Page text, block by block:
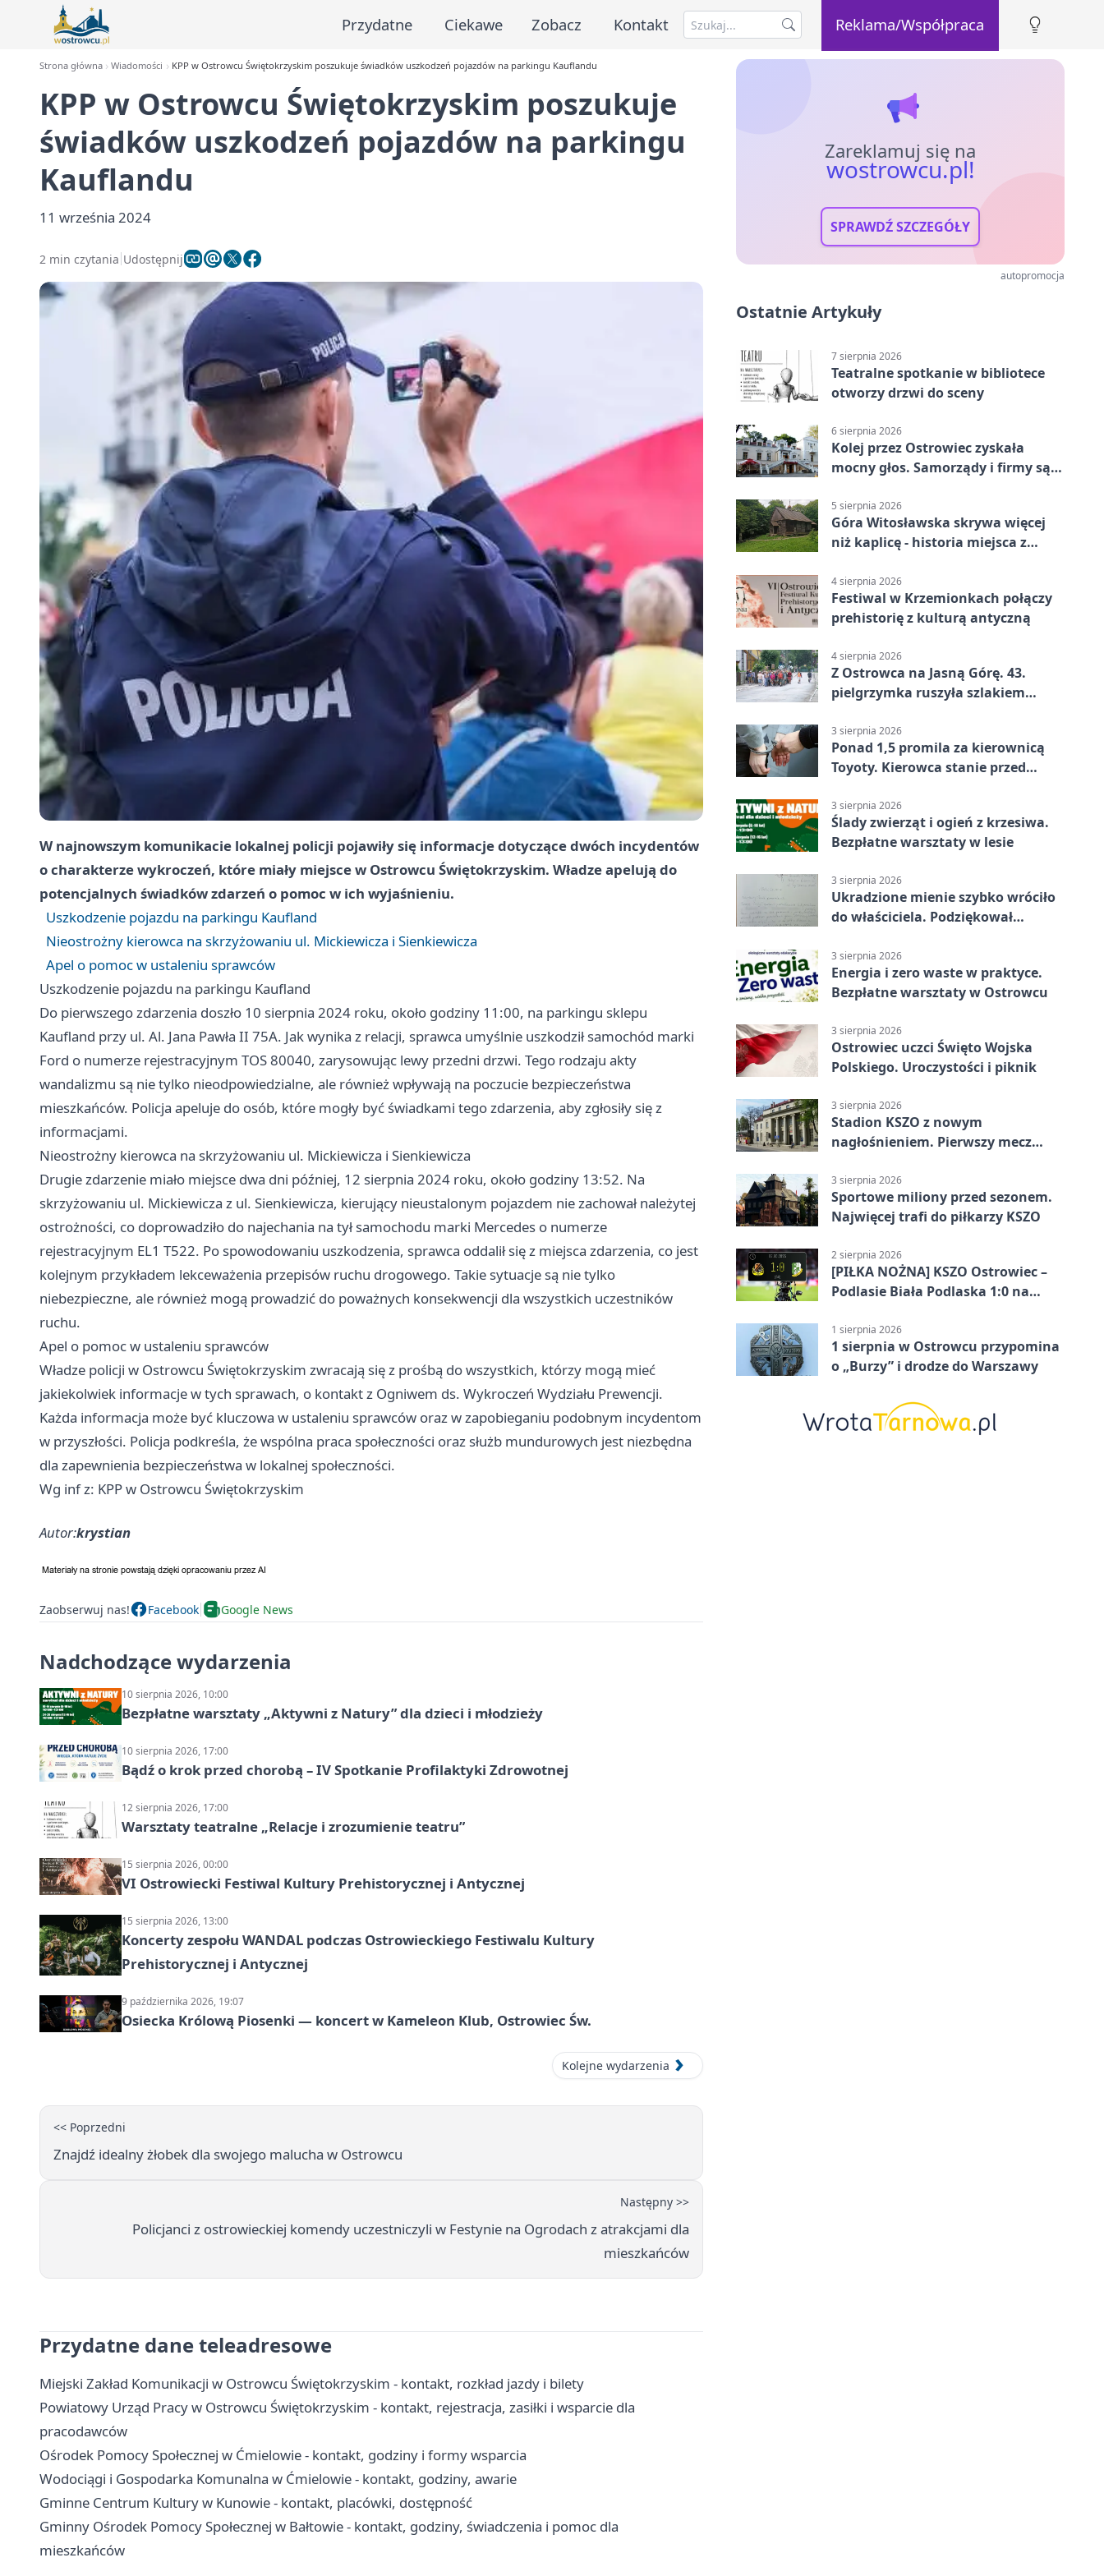
Przydatne Ciekawe Zobacz Kontakt Reklama/Współpraca
Strona główna Wiadomości KPP w Ostrowcu Świętokrzyskim poszukuje świadków uszkodzeń pojazdów na parkingu Kauflandu
KPP w Ostrowcu Świętokrzyskim poszukuje
świadków uszkodzeń pojazdów na parkingu
Kauflandu
11 września 2024
2 min czytania Udostępnij
W najnowszym komunikacie lokalnej policji pojawiły się informacje dotyczące dwóch incydentów
o charakterze wykroczeń, które miały miejsce w Ostrowcu Świętokrzyskim. Władze apelują do
potencjalnych świadków zdarzeń o pomoc w ich wyjaśnieniu.
Uszkodzenie pojazdu na parkingu Kaufland
Nieostrożny kierowca na skrzyżowaniu ul. Mickiewicza i Sienkiewicza
Apel o pomoc w ustaleniu sprawców
Uszkodzenie pojazdu na parkingu Kaufland
Do pierwszego zdarzenia doszło 10 sierpnia 2024 roku, około godziny 11:00, na parkingu sklepu
Kaufland przy ul. Al. Jana Pawła II 75A. Jak wynika z relacji, sprawca umyślnie uszkodził samochód marki
Ford o numerze rejestracyjnym TOS 80040, zarysowując lewy przedni drzwi. Tego rodzaju akty
wandalizmu są nie tylko nieodpowiedzialne, ale również wpływają na poczucie bezpieczeństwa
mieszkańców. Policja apeluje do osób, które mogły być świadkami tego zdarzenia, aby zgłosiły się z
informacjami.
Nieostrożny kierowca na skrzyżowaniu ul. Mickiewicza i Sienkiewicza
Drugie zdarzenie miało miejsce dwa dni później, 12 sierpnia 2024 roku, około godziny 13:52. Na
skrzyżowaniu ul. Mickiewicza z ul. Sienkiewicza, kierujący nieustalonym pojazdem nie zachował należytej
ostrożności, co doprowadziło do najechania na tył samochodu marki Mercedes o numerze
rejestracyjnym EL1 T522. Po spowodowaniu uszkodzenia, sprawca oddalił się z miejsca zdarzenia, co jest
kolejnym przykładem lekceważenia przepisów ruchu drogowego. Takie sytuacje są nie tylko
niebezpieczne, ale również mogą prowadzić do poważnych konsekwencji dla wszystkich uczestników
ruchu.
Apel o pomoc w ustaleniu sprawców
Władze policji w Ostrowcu Świętokrzyskim zwracają się z prośbą do wszystkich, którzy mogą mieć
jakiekolwiek informacje w tych sprawach, o kontakt z Ogniwem ds. Wykroczeń Wydziału Prewencji.
Każda informacja może być kluczowa w ustaleniu sprawców oraz w zapobieganiu podobnym incydentom
w przyszłości. Policja podkreśla, że wspólna praca społeczności oraz służb mundurowych jest niezbędna
dla zapewnienia bezpieczeństwa w lokalnej społeczności.
Wg inf z: KPP w Ostrowcu Świętokrzyskim
Autor:krystian
Zaobserwuj nas! Facebook Google News
Nadchodzące wydarzenia
10 sierpnia 2026, 10:00
Bezpłatne warsztaty „Aktywni z Natury” dla dzieci i młodzieży
10 sierpnia 2026, 17:00
Bądź o krok przed chorobą – IV Spotkanie Profilaktyki Zdrowotnej
12 sierpnia 2026, 17:00
Warsztaty teatralne „Relacje i zrozumienie teatru”
15 sierpnia 2026, 00:00
VI Ostrowiecki Festiwal Kultury Prehistorycznej i Antycznej
15 sierpnia 2026, 13:00
Koncerty zespołu WANDAL podczas Ostrowieckiego Festiwalu Kultury
Prehistorycznej i Antycznej
9 października 2026, 19:07
Osiecka Królową Piosenki — koncert w Kameleon Klub, Ostrowiec Św.
Kolejne wydarzenia
<< Poprzedni
Znajdź idealny żłobek dla swojego malucha w Ostrowcu
Następny >>
Policjanci z ostrowieckiej komendy uczestniczyli w Festynie na Ogrodach z atrakcjami dla
mieszkańców
Przydatne dane teleadresowe
Miejski Zakład Komunikacji w Ostrowcu Świętokrzyskim - kontakt, rozkład jazdy i bilety
Powiatowy Urząd Pracy w Ostrowcu Świętokrzyskim - kontakt, rejestracja, zasiłki i wsparcie dla
pracodawców
Ośrodek Pomocy Społecznej w Ćmielowie - kontakt, godziny i formy wsparcia
Wodociągi i Gospodarka Komunalna w Ćmielowie - kontakt, godziny, awarie
Gminne Centrum Kultury w Kunowie - kontakt, placówki, dostępność
Gminny Ośrodek Pomocy Społecznej w Bałtowie - kontakt, godziny, świadczenia i pomoc dla
mieszkańców
Zareklamuj się na
wostrowcu.pl!
SPRAWDŹ SZCZEGÓŁY
autopromocja
Ostatnie Artykuły
7 sierpnia 2026
Teatralne spotkanie w bibliotece
otworzy drzwi do sceny
6 sierpnia 2026
Kolej przez Ostrowiec zyskała
mocny głos. Samorządy i firmy są
5 sierpnia 2026
Góra Witosławska skrywa więcej
niż kaplicę - historia miejsca z
4 sierpnia 2026
Festiwal w Krzemionkach połączy
prehistorię z kulturą antyczną
4 sierpnia 2026
Z Ostrowca na Jasną Górę. 43.
pielgrzymka ruszyła szlakiem
3 sierpnia 2026
Ponad 1,5 promila za kierownicą
Toyoty. Kierowca stanie przed
3 sierpnia 2026
Ślady zwierząt i ogień z krzesiwa.
Bezpłatne warsztaty w lesie
3 sierpnia 2026
Ukradzione mienie szybko wróciło
do właściciela. Podziękował
3 sierpnia 2026
Energia i zero waste w praktyce.
Bezpłatne warsztaty w Ostrowcu
3 sierpnia 2026
Ostrowiec uczci Święto Wojska
Polskiego. Uroczystości i piknik
3 sierpnia 2026
Stadion KSZO z nowym
nagłośnieniem. Pierwszy mecz
3 sierpnia 2026
Sportowe miliony przed sezonem.
Najwięcej trafi do piłkarzy KSZO
2 sierpnia 2026
[PIŁKA NOŻNA] KSZO Ostrowiec –
Podlasie Biała Podlaska 1:0 na
(Grupa IV)
1 sierpnia 2026
1 sierpnia w Ostrowcu przypomina
o „Burzy” i drodze do Warszawy